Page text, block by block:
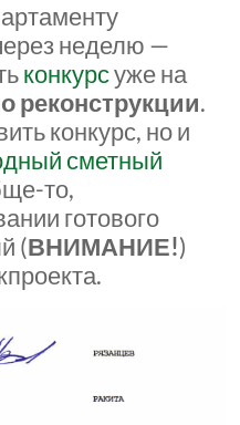
неделю —
конкурсуже на
реконструкции.
конкурс, но и
сметный
то,
готового
(ВНИМАНИЕ!)